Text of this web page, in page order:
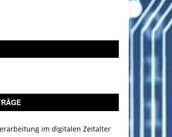
im digitalen Zeitalter